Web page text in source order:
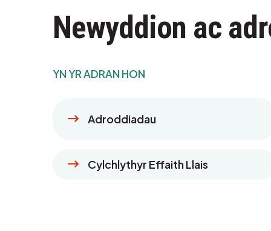
Newyddion ac
YN YR ADRAN HON
Adroddiadau
Cylchlythyr Effaith Llais